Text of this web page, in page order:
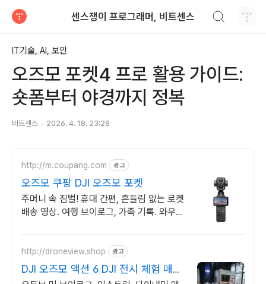
센스쟁이 프로그래머, 비트센스
IT기술, AI, 보안
오즈모 포켓4 프로 활용 가이드:
숏폼부터 야경까지 정복
비트센스 2026. 4. 18. 23:28
http://m.coupang.com 광고
오즈모 쿠팡 DJI 오즈모 포켓
주머니 속 짐벌! 휴대 간편, 흔들림 없는 로켓
배송 영상. 여행 브이로그, 가족 기록. 와우
http://droneview.shop 광고
DJI 오즈모 액션 6 DJI 전시 체험 매장